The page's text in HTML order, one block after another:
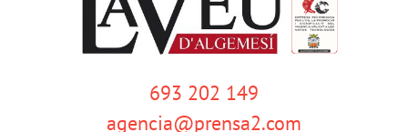
693 202 149
agencia@prensa2.com